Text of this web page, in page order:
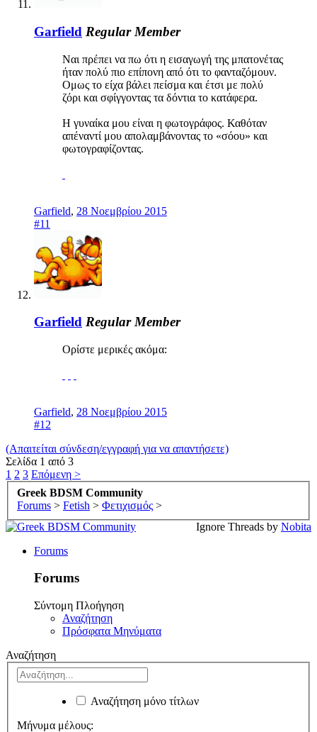
Garfield Regular Member
Ναι πρέπει να πω ότι η εισαγωγή της μπατονέτας
ήταν πολύ πιο επίπονη από ότι το φανταζόμουν.
Ομως το είχα βάλει πείσμα και έτσι με πολύ
ζόρι και σφίγγοντας τα δόντια το κατάφερα.
Η γυναίκα μου είναι η φωτογράφος. Καθόταν
απέναντί μου απολαμβάνοντας το «σόου» και
φωτογραφίζοντας.
Garfield, 28 Νοεμβρίου 2015
#11
Garfield Regular Member
Ορίστε μερικές ακόμα:
Garfield, 28 Νοεμβρίου 2015
#12
(Απαιτείται σύνδεση/εγγραφή για να απαντήσετε)
Σελίδα 1 από 3
1 2 3 Επόμενη >
Greek BDSM Community
Forums > Fetish > Φετιχισμός >
Ignore Threads by Nobita
Forums
Forums
Σύντομη Πλοήγηση
Αναζήτηση
Πρόσφατα Μηνύματα
Αναζήτηση
Αναζήτηση μόνο τίτλων
Μήνυμα μέλους: